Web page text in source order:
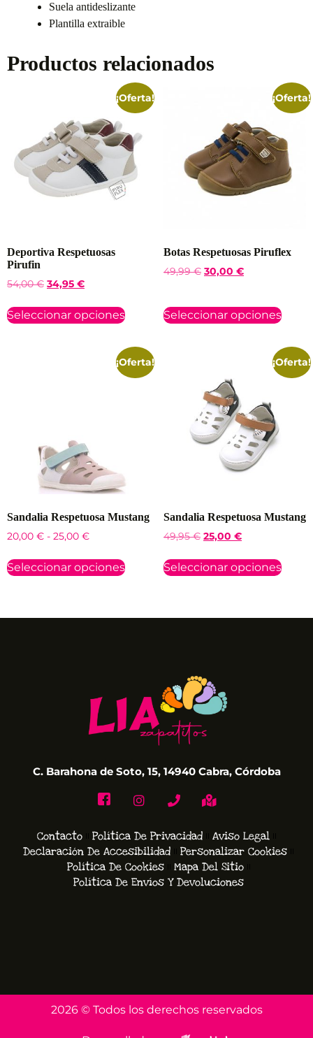
Suela antideslizante
Plantilla extraible
Productos relacionados
¡Oferta!
Deportiva Respetuosas
Pirufin
54,00€ 34,95 €
Seleccionar opciones
¡Oferta!
Botas Respetuosas Piruflex
49,99€ 30,00 €
Seleccionar opciones
¡Oferta!
Sandalia Respetuosa Mustang
20,00 € - 25,00 €
Seleccionar opciones
¡Oferta!
Sandalia Respetuosa Mustang
49,95€ 25,00 €
Seleccionar opciones
C. Barahona de Soto, 15, 14940 Cabra, Córdoba
Contacto Política De Privacidad
Aviso Legal
Declaración De Accesibilidad
Personalizar Cookies
Política De Cookies
Mapa Del Sitio
Política De Envíos Y Devoluciones
2026 © Todos los derechos reservados